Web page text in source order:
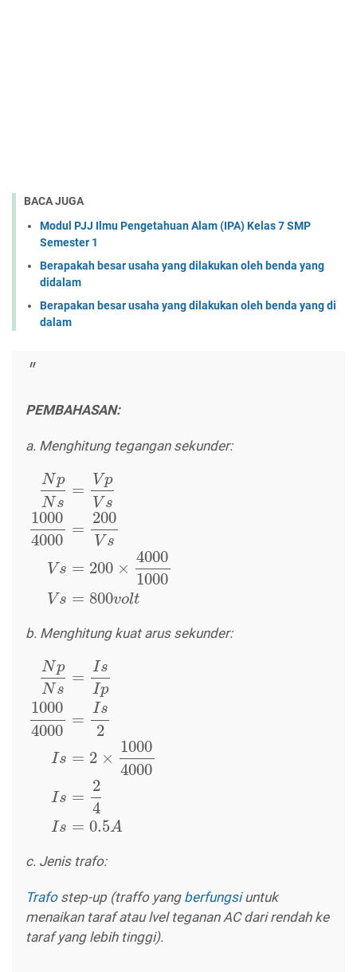
BACA JUGA
Modul PJJ Ilmu Pengetahuan Alam (IPA) Kelas 7 SMP
Semester 1
Berapakah besar usaha yang dilakukan oleh benda yang
didalam
Berapakan besar usaha yang dilakukan oleh benda yang di
dalam
PEMBAHASAN:
a. Menghitung tegangan sekunder:
Np
Ns
1000
4000
V s
V s
=
Vp
V s
=
200
V s
= 200 ×
4000
1000
= 800volt
b. Menghitung kuat arus sekunder:
Np
N s
1000
4000
Is
Is
Is
=
Is
Ip
=
Is
2
= 2 ×
1000
4000
=
2
4
= 0.5A
c. Jenis trafo:
Trafostep-up (traffo yang berfungsiuntuk
menaikan taraf atau lvel teganan AC dari rendah ke
taraf yang lebih tinggi).